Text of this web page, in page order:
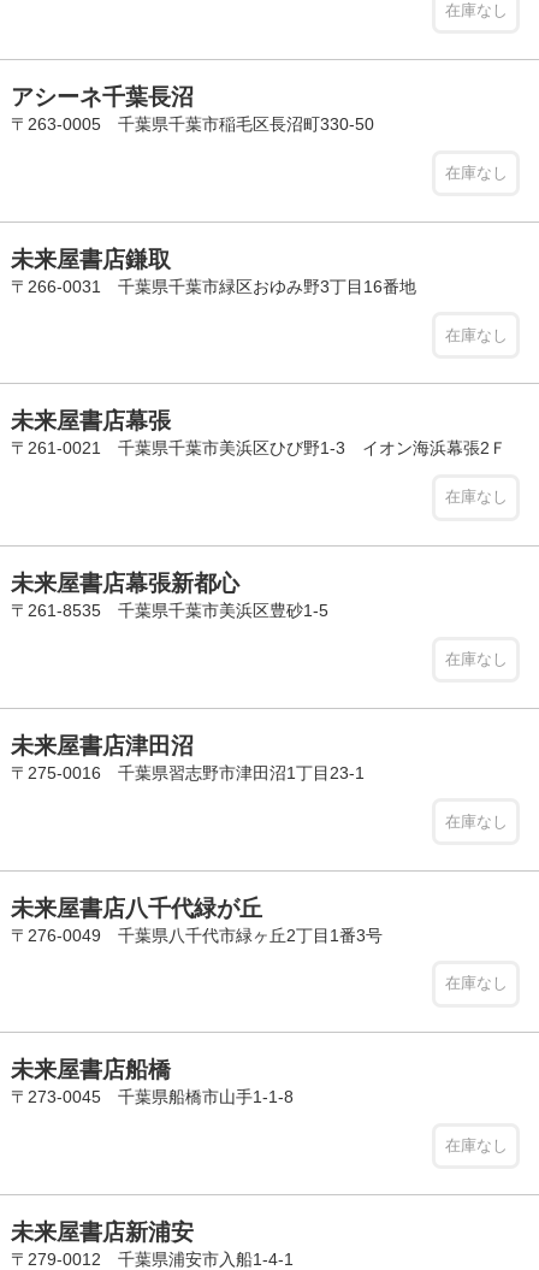
在庫なし
アシーネ千葉長沼
〒263-0005 千葉県千葉市稲毛区長沼町330-50
在庫なし
未来屋書店鎌取
〒266-0031 千葉県千葉市緑区おゆみ野3丁目16番地
在庫なし
未来屋書店幕張
〒261-0021 千葉県千葉市美浜区ひび野1-3 イオン海浜幕張2Ｆ
在庫なし
未来屋書店幕張新都心
〒261-8535 千葉県千葉市美浜区豊砂1-5
在庫なし
未来屋書店津田沼
〒275-0016 千葉県習志野市津田沼1丁目23-1
在庫なし
未来屋書店八千代緑が丘
〒276-0049 千葉県八千代市緑ヶ丘2丁目1番3号
在庫なし
未来屋書店船橋
〒273-0045 千葉県船橋市山手1-1-8
在庫なし
未来屋書店新浦安
〒279-0012 千葉県浦安市入船1-4-1